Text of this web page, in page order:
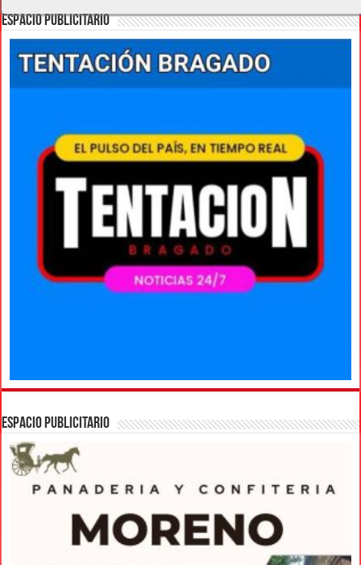
ESPACIO PUBLICITARIO
ESPACIO PUBLICITARIO